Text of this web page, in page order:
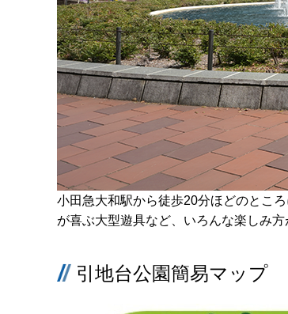
小田急大和駅から徒歩20分ほどのとこ
が喜ぶ大型遊具など、いろんな楽しみ方
引地台公園簡易マップ